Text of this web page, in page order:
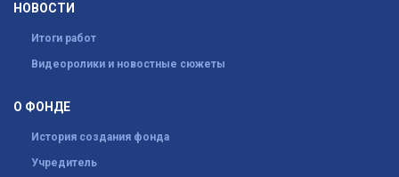
НОВОСТИ
Итоги работ
Видеоролики и новостные сюжеты
О ФОНДЕ
История создания фонда
Учредитель